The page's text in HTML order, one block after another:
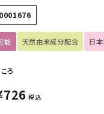
能 天然由来成分配合 日
ろ
726 税込